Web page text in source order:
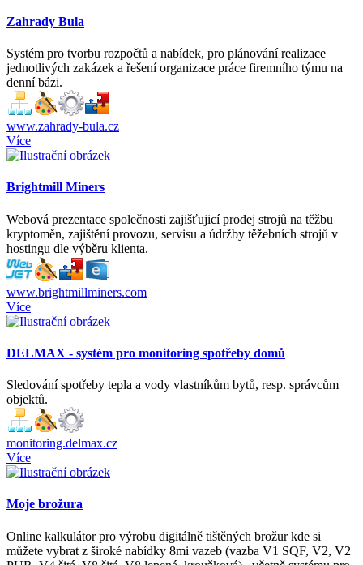
Zahrady Bula
Systém pro tvorbu rozpočtů a nabídek, pro plánování realizace
jednotlivých zakázek a řešení organizace práce firemního týmu na
denní bázi.
www.zahrady-bula.cz
Více
Brightmill Miners
Webová prezentace společnosti zajišťujicí prodej strojů na těžbu
kryptoměn, zajištění provozu, servisu a údržby těžebních strojů v
hostingu dle výběru klienta.
www.brightmillminers.com
Více
DELMAX - systém pro monitoring spotřeby domů
Sledování spotřeby tepla a vody vlastníkům bytů, resp. správcům
objektů.
monitoring.delmax.cz
Více
Moje brožura
Online kalkulátor pro výrobu digitálně tištěných brožur kde si
můžete vybrat z široké nabídky 8mi vazeb (vazba V1 SQF, V2, V2